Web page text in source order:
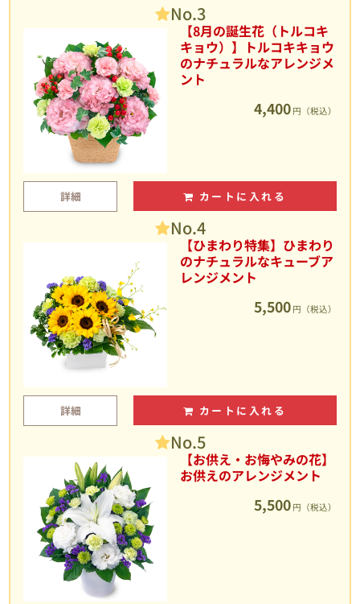
No.3
【8月の誕生花（トルコキ
キョウ）】トルコキキョウ
のナチュラルなアレンジメ
ント
4,400 円（税込）
詳細 カートに入れる
No.4
【ひまわり特集】ひまわり
のナチュラルなキューブア
レンジメント
5,500 円（税込）
詳細 カートに入れる
No.5
【お供え・お悔やみの花】
お供えのアレンジメント
5,500 円（税込）